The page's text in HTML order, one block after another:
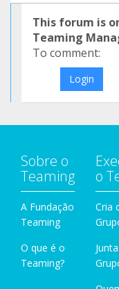
This forum is
Teaming
To comment:
Login
Sobre o
Teaming
A Fundação
Teaming
O que é o
Teaming?
o
Cria